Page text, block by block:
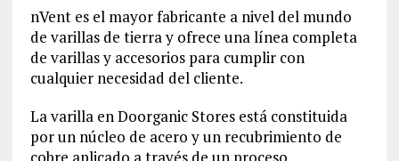
nVent es el mayor fabricante a nivel del mundo
de varillas de tierra y ofrece una línea completa
de varillas y accesorios para cumplir con
cualquier necesidad del cliente.
La varilla en Doorganic Stores está constituida
por un núcleo de acero y un recubrimiento de